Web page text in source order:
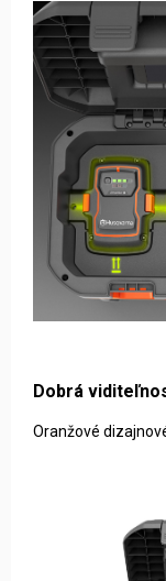
Dobrá
Oranžové